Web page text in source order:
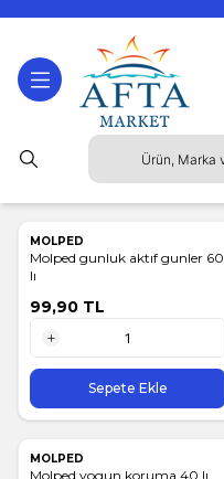
MOLPED
Molped gunluk aktıf gunler 60
lı
99,90 TL
1 Adet
Sepete Ekle
MOLPED
Molped yogun koruma 40 lı